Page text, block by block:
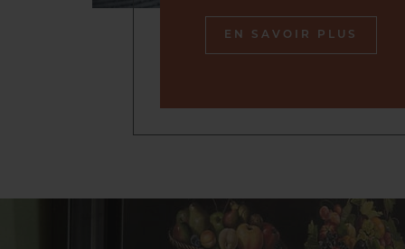
EN SAVOIR PLUS